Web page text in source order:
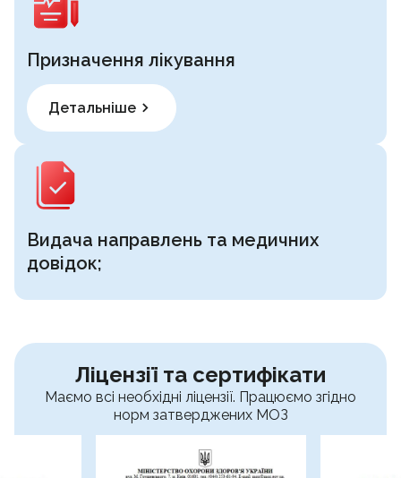
Призначення лікування
Детальніше
Видача направлень та медичних
довідок;
Ліцензії та сертифікати
Маємо всі необхідні ліцензії. Працюємо згідно
норм затверджених МОЗ